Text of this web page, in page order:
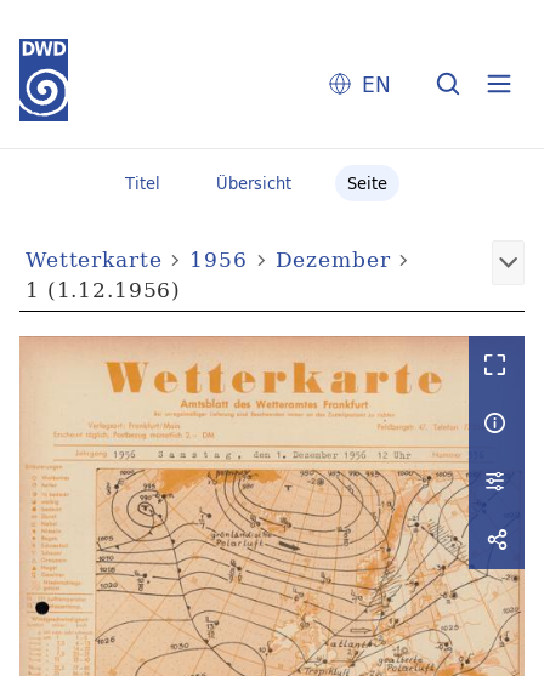
EN
Titel Übersicht Seite
Wetterkarte 1956
Dezember
1 (1.12.1956)